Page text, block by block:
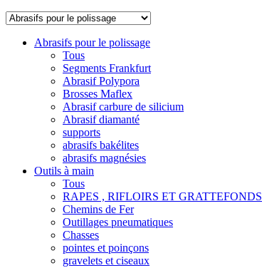
Abrasifs pour le polissage
Tous
Segments Frankfurt
Abrasif Polypora
Brosses Maflex
Abrasif carbure de silicium
Abrasif diamanté
supports
abrasifs bakélites
abrasifs magnésies
Outils à main
Tous
RAPES , RIFLOIRS ET GRATTEFONDS
Chemins de Fer
Outillages pneumatiques
Chasses
pointes et poinçons
gravelets et ciseaux